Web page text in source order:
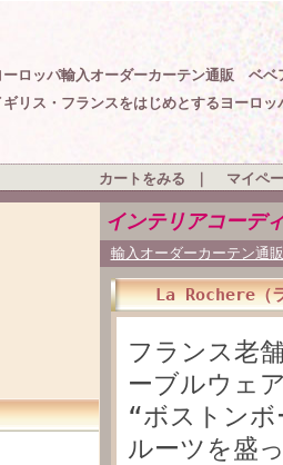
ーロッパ輸入オーダーカーテン通販 ベ
ギリス・フランスをはじめとするヨーロ
カートをみる マイペ
インテリアコーデ
輸入オーダーカーテン通
La Rochere（
フランス老
ーブルウェ
“ボストン
ルーツを盛